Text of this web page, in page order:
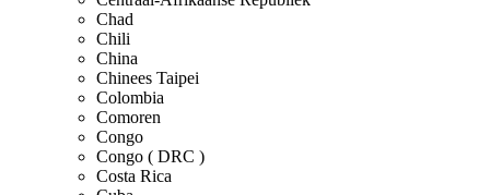
Chad
Chili
China
Chinees Taipei
Colombia
Comoren
Congo
Congo ( DRC )
Costa Rica